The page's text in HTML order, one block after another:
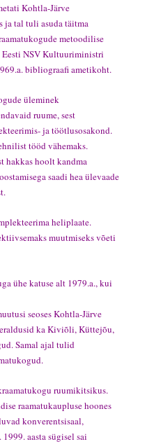
Kohtla-Järve
ja tal tuli asuda täitma
metoodilise
Eesti NSV Kultuuriministri
bibliograafi ametikoht.
üleminek
ruume, sest
ja töötlusosakond.
tööd vähemaks.
hakkas hoolt kandma
saadi hea ülevaade
heliplaate.
muutmiseks võeti
ühe katuse alt 1979.a., kui
seoses Kohtla-Järve
eraldusid ka Kiviõli, Küttejõu,
Samal ajal tulid
ruumikitsikus.
raamatukaupluse hoones
konverentsisaal,
aasta sügisel sai